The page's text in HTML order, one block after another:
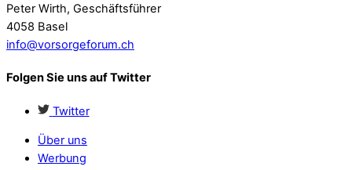
Peter Wirth, Geschäftsführer
4058 Basel
info@vorsorgeforum.ch
Folgen Sie uns auf Twitter
Twitter
Über uns
Werbung